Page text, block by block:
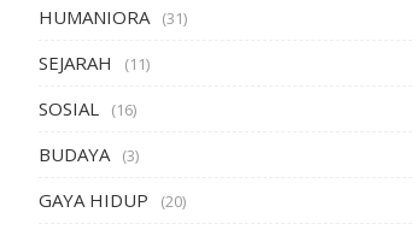
HUMANIORA (31)
SEJARAH (11)
SOSIAL (16)
BUDAYA (3)
GAYA HIDUP (20)